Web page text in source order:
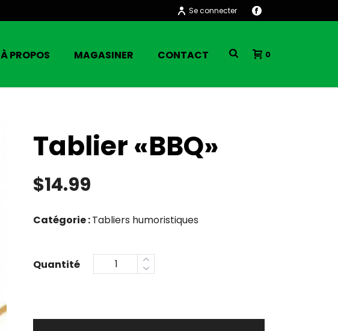
Se connecter
À PROPOS MAGASINER CONTACT 0
Tablier «BBQ»
$14.99
Catégorie :Tabliers humoristiques